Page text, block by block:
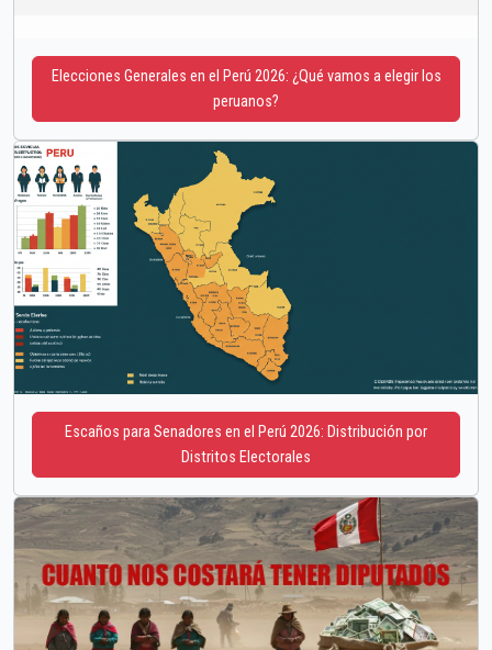
Elecciones Generales en el Perú 2026: ¿Qué vamos a elegir los
peruanos?
Escaños para Senadores en el Perú 2026: Distribución por
Distritos Electorales